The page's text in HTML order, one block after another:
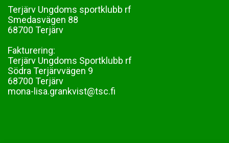
Terjärv Ungdoms sportklubb rf
Smedasvägen 88
68700 Terjärv
Fakturering:
Terjärv Ungdoms Sportklubb rf
Södra Terjärvvägen 9
68700 Terjärv
mona-lisa.grankvist@tsc.fi